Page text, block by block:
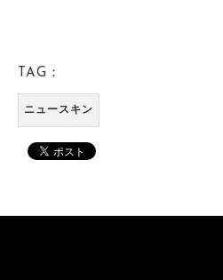
TAG：
ニュースキン